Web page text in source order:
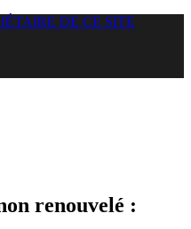
DE CE SITE
renouvelé :